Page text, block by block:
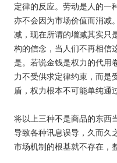
定律的反应。劳动是人的一
亦不会因为市场价值而消减
减，现在所谓的增减其实只
构的信念，当人们不再相信
是。若说金钱是权力的代用
力不受供求定律约束，而是
盾，权力根本不可能单纯通
将以上三种不是商品的东西
导致各种讯息误导，久而久
市场机制的根基就不存在，